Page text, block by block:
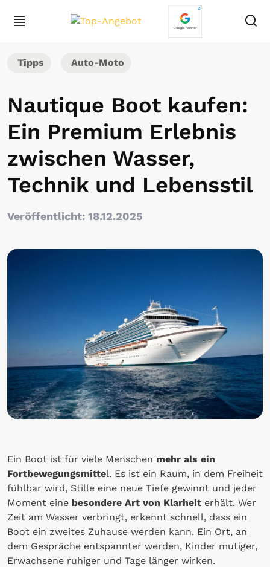
Tipps Auto-Moto
Nautique Boot kaufen:
Ein Premium Erlebnis
zwischen Wasser,
Technik und Lebensstil
Veröffentlicht: 18.12.2025
Ein Boot ist für viele Menschen mehr als ein
Fortbewegungsmittel. Es ist ein Raum, in dem Freiheit
fühlbar wird, Stille eine neue Tiefe gewinnt und jeder
Moment eine besondere Art von Klarheit erhält. Wer
Zeit am Wasser verbringt, erkennt schnell, dass ein
Boot ein zweites Zuhause werden kann. Ein Ort, an
dem Gespräche entspannter werden, Kinder mutiger,
Erwachsene ruhiger und Tage länger wirken.